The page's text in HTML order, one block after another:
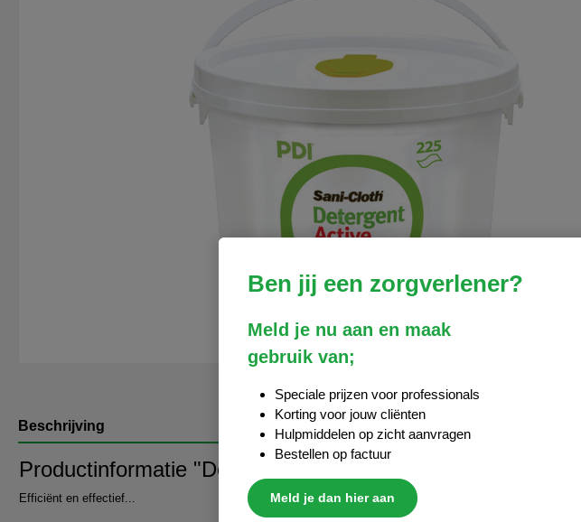
Beschrijving
Productinformatie "Detergent Active reinigingsdoekjes"
Efficiënt en effectief...
Ben jij een zorgverlener?
Meld je nu aan en maak
gebruik van;
Speciale prijzen voor professionals
Korting voor jouw cliënten
Hulpmiddelen op zicht aanvragen
Bestellen op factuur
Meld je dan hier aan